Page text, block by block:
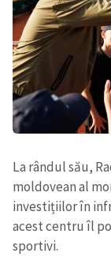
La rândul său,
moldovean al
investițiilor în
acest centru îl
sportivi.